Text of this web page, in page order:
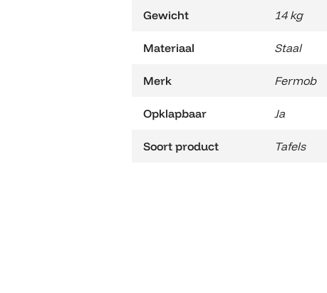
Gewicht 14 kg
Materiaal Staal
Merk Fermob
Opklapbaar Ja
Soort product Tafels